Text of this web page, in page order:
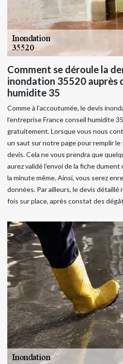
Comment se déroule la
inondation 35520 auprès
humidite 35
Comme à l’accoutumée, le devis
l’entreprise France conseil humidite
gratuitement. Lorsque vous nous
un saut sur notre page pour remplir le
devis. Cela ne vous prendra que
aurez validé l’envoi de la fiche
la minute même. Ainsi, vous serez
données. Par ailleurs, le devis détaillé
fois sur place, après constat des